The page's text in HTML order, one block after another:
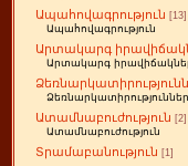
Ապահովագրություն [13]
Ապահովագրություն
Արտակարգ
Արտակարգ
Ձեռնարկատիրություններ
Ատամնաբուժություն [2]
Ատամնաբուժություն
Տրամաբանություն [1]